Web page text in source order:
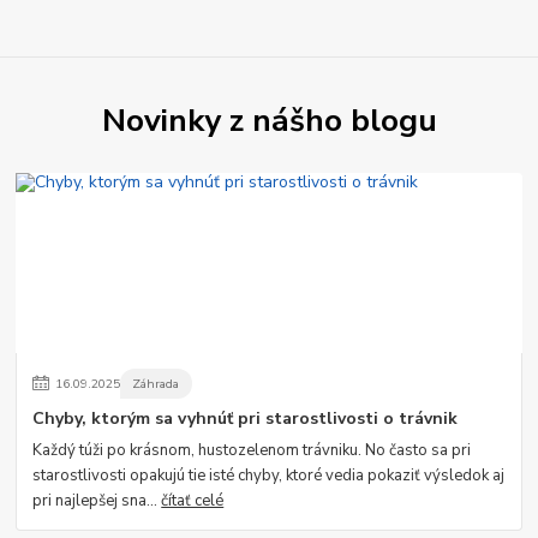
Novinky z nášho blogu
16.09.2025 Záhrada
Chyby, ktorým sa vyhnúť pri starostlivosti o trávnik
Každý túži po krásnom, hustozelenom trávniku. No často sa pri
starostlivosti opakujú tie isté chyby, ktoré vedia pokaziť výsledok aj
pri najlepšej sna...čítať celé